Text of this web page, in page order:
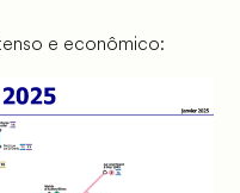
e econômico: